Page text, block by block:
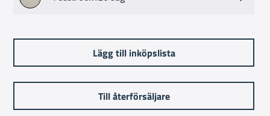
Lägg till inköpslista
Till återförsäljare